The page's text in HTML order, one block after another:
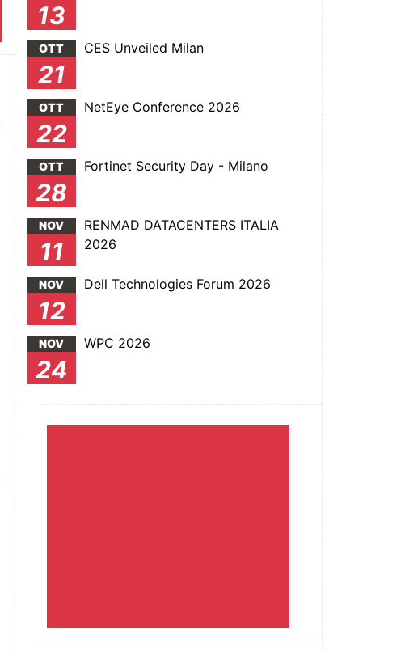
13
OTT
21
CES Unveiled Milan
OTT
22
NetEye Conference 2026
OTT
28
Fortinet Security Day - Milano
NOV
11
RENMAD DATACENTERS ITALIA
2026
NOV
12
Dell Technologies Forum 2026
NOV
24
WPC 2026